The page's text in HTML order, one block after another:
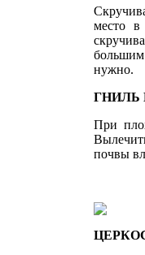
место в
большим
нужно.
ГНИЛЬ
При
почвы